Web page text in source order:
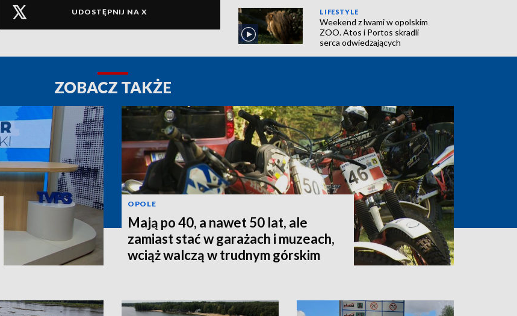
UDOSTĘPNIJ NA X LIFESTYLE
Weekend z lwami w opolskim
ZOO. Atos i Portos skradli
serca odwiedzających
ZOBACZ TAKŻE
OPOLE
Mają po 40, a nawet 50 lat, ale
zamiast stać w garażach i muzeach,
wciąż walczą w trudnym górskim